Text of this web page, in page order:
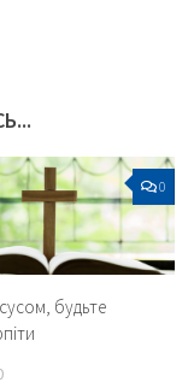
0
будьте